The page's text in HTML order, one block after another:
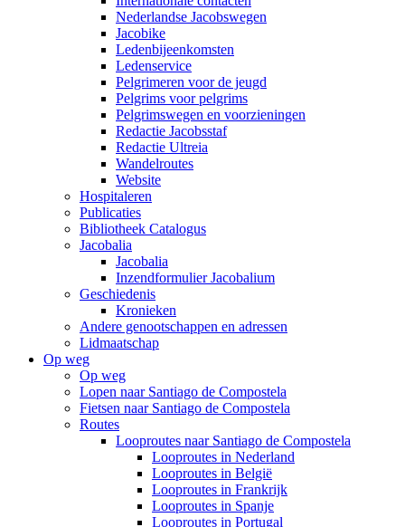
Nederlandse Jacobswegen
Jacobike
Ledenbijeenkomsten
Ledenservice
Pelgrimeren voor de jeugd
Pelgrims voor pelgrims
Pelgrimswegen en voorzieningen
Redactie Jacobsstaf
Redactie Ultreia
Wandelroutes
Website
Hospitaleren
Publicaties
Bibliotheek Catalogus
Jacobalia
Jacobalia
Inzendformulier Jacobalium
Geschiedenis
Kronieken
Andere genootschappen en adressen
Lidmaatschap
Op weg
Op weg
Lopen naar Santiago de Compostela
Fietsen naar Santiago de Compostela
Routes
Looproutes naar Santiago de Compostela
Looproutes in Nederland
Looproutes in België
Looproutes in Frankrijk
Looproutes in Spanje
Looproutes in Portugal